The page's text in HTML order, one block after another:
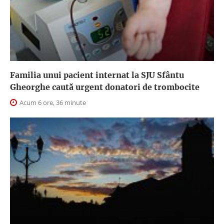
Familia unui pacient internat la SJU Sfântu
Gheorghe caută urgent donatori de trombocite
Acum 6 ore, 36 minute